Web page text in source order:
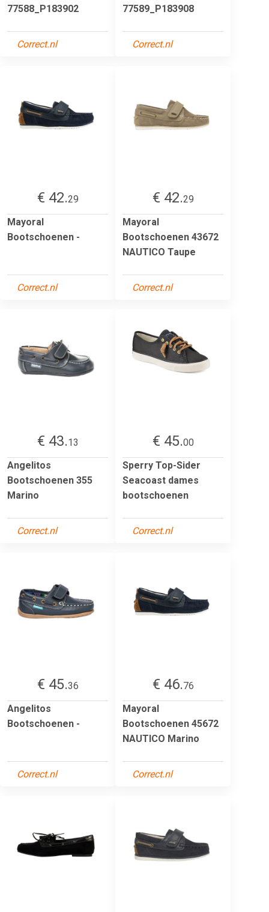
77588_P183902
Correct.nl
77589_P183908
Correct.nl
€ 42.29
Mayoral
Bootschoenen -
Correct.nl
€ 42.29
Mayoral
Bootschoenen 43672
NAUTICO Taupe
Correct.nl
€ 43.13
Angelitos
Bootschoenen 355
Marino
Correct.nl
€ 45.00
Sperry Top-Sider
Seacoast dames
bootschoenen
Correct.nl
€ 45.36
Angelitos
Bootschoenen -
Correct.nl
€ 46.76
Mayoral
Bootschoenen 45672
NAUTICO Marino
Correct.nl